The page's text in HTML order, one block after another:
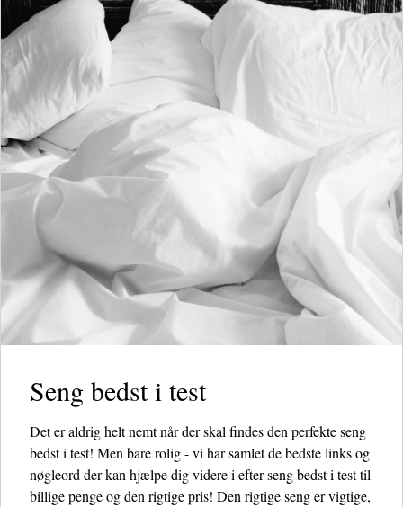
Seng bedst i test
Det er aldrig helt nemt når der skal findes den perfekte seng
bedst i test! Men bare rolig - vi har samlet de bedste links og
nøgleord der kan hjælpe dig videre i efter seng bedst i test til
billige penge og den rigtige pris! Den rigtige seng er vigtige,